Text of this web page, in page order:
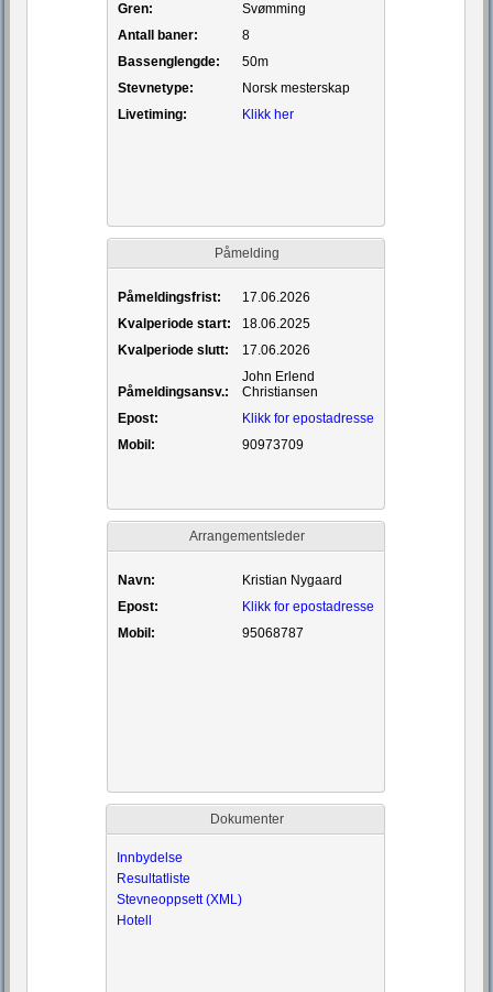
Gren:
Svømming
Antall baner:
8
Bassenglengde:
50m
Stevnetype:
Norsk mesterskap
Livetiming:
Klikk her
Påmelding
Påmeldingsfrist:
17.06.2026
Kvalperiode start:
18.06.2025
Kvalperiode slutt:
17.06.2026
Påmeldingsansv.:
John Erlend
Christiansen
Epost:
Klikk for epostadresse
Mobil:
90973709
Arrangementsleder
Navn:
Kristian Nygaard
Epost:
Klikk for epostadresse
Mobil:
95068787
Dokumenter
Innbydelse
Resultatliste
Stevneoppsett (XML)
Hotell